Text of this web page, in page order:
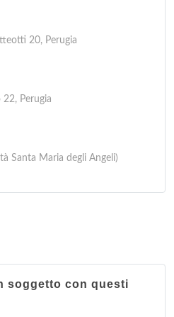
20, Perugia
22, Perugia
Santa Maria degli Angeli)
soggetto con questi